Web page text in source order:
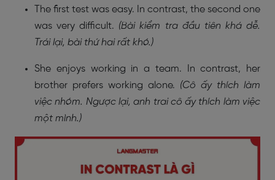
The first test was easy. In contrast, the second one
was very difficult. (Bài kiểm tra đầu tiên khá dễ.
Trái lại, bài thứ hai rất khó.)
She enjoys working in a team. In contrast, her
brother prefers working alone. (Cô ấy thích làm
việc nhóm. Ngược lại, anh trai cô ấy thích làm việc
một mình.)